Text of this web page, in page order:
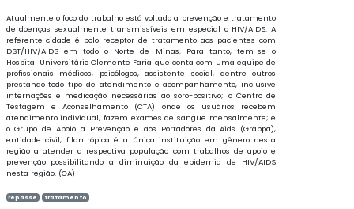
Atualmente o foco do trabalho está voltado a prevenção e tratamento
de doenças sexualmente transmissíveis em especial o HIV/AIDS. A
referente cidade é polo-receptor de tratamento aos pacientes com
DST/HIV/AIDS em todo o Norte de Minas. Para tanto, tem-se o
Hospital Universitário Clemente Faria que conta com uma equipe de
profissionais médicos, psicólogos, assistente social, dentre outros
prestando todo tipo de atendimento e acompanhamento, inclusive
internações e medicação necessárias ao soro-positivo; o Centro de
Testagem e Aconselhamento (CTA) onde os usuários recebem
atendimento individual, fazem exames de sangue mensalmente; e
o Grupo de Apoio a Prevenção e aos Portadores da Aids (Grappa),
entidade civil, filantrópica é a única instituição em gênero nesta
região a atender a respectiva população com trabalhos de apoio e
prevenção possibilitando a diminuição da epidemia de HIV/AIDS
nesta região. (GA)
repasse tratamento